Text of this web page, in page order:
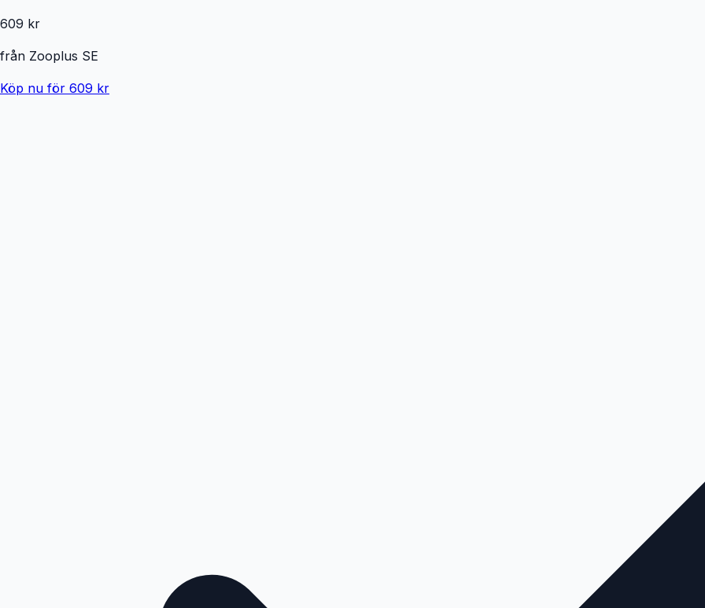
609 kr
från Zooplus SE
Köp nu för 609 kr